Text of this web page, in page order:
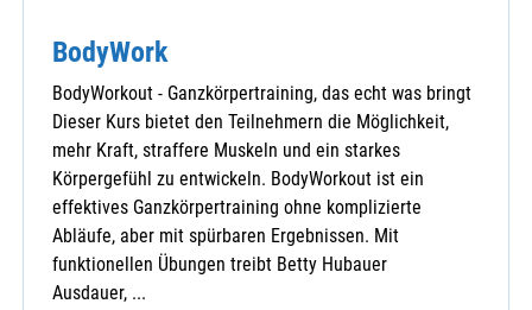
Rohr-Maria Himmelfahrt
Saal-Christkönig
Sandelzhausen-Maria-Himmelfahrt
Sandharlanden-St. Sebastian
Sandsbach-St. Peter
Schambach-Mariä Heimsuchung
Siegenburg-St. Nikolaus
Teuerting-St. Oswald
Teugn-Mariä Himmelfahrt
BodyWork
BodyWorkout - Ganzkörpertraining, das echt was bringt
Dieser Kurs bietet den Teilnehmern die Möglichkeit,
mehr Kraft, straffere Muskeln und ein starkes
Körpergefühl zu entwickeln. BodyWorkout ist ein
effektives Ganzkörpertraining ohne komplizierte
Abläufe, aber mit spürbaren Ergebnissen. Mit
funktionellen Übungen treibt Betty Hubauer
Ausdauer, ...